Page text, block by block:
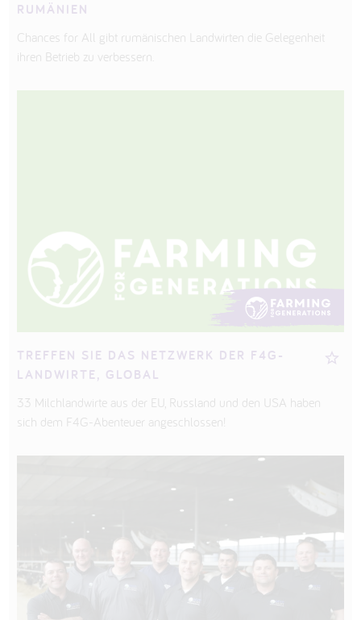
RUMÄNIEN
Chances for All gibt rumänischen Landwirten die Gelegenheit
ihren Betrieb zu verbessern.
TREFFEN SIE DAS NETZWERK DER F4G-
LANDWIRTE, GLOBAL
33 Milchlandwirte aus der EU, Russland und den USA haben
sich dem F4G-Abenteuer angeschlossen!